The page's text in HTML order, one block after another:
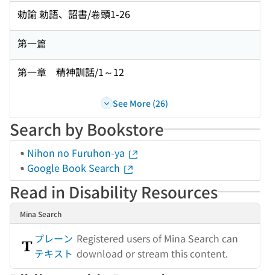
勅諭 勅語、詔書/卷頭1-26
第一篇
第一章 精神訓話/1～12
See More (26)
Search by Bookstore
Nihon no Furuhon-ya
Google Book Search
Read in Disability Resources
Mina Search
プレーン
テキスト
Registered users of Mina Search can
download or stream this content.